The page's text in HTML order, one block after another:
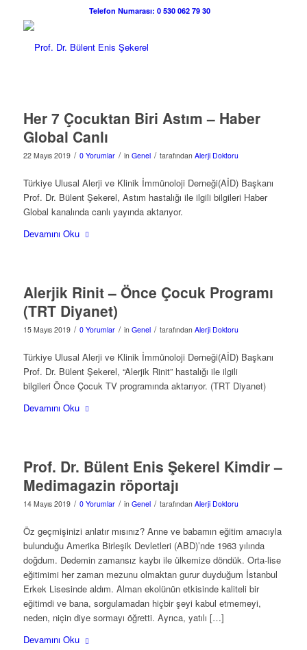
Telefon Numarası: 0 530 062 79 30
Her 7 Çocuktan Biri Astım – Haber
Global Canlı
22 Mayıs 2019 / 0 Yorumlar / in Genel / tarafından Alerji Doktoru
Türkiye Ulusal Alerji ve Klinik İmmünoloji Derneği(AİD) Başkanı
Prof. Dr. Bülent Şekerel, Astım hastalığı ile ilgili bilgileri Haber
Global kanalında canlı yayında aktarıyor.
Devamını Oku
Alerjik Rinit – Önce Çocuk Programı
(TRT Diyanet)
15 Mayıs 2019 / 0 Yorumlar / in Genel / tarafından Alerji Doktoru
Türkiye Ulusal Alerji ve Klinik İmmünoloji Derneği(AİD) Başkanı
Prof. Dr. Bülent Şekerel, “Alerjik Rinit” hastalığı ile ilgili
bilgileri Önce Çocuk TV programında aktarıyor. (TRT Diyanet)
Devamını Oku
Prof. Dr. Bülent Enis Şekerel Kimdir –
Medimagazin röportajı
14 Mayıs 2019 / 0 Yorumlar / in Genel / tarafından Alerji Doktoru
Öz geçmişinizi anlatır mısınız? Anne ve babamın eğitim amacıyla
bulunduğu Amerika Birleşik Devletleri (ABD)’nde 1963 yılında
doğdum. Dedemin zamansız kaybı ile ülkemize döndük. Orta-lise
eğitimimi her zaman mezunu olmaktan gurur duyduğum İstanbul
Erkek Lisesinde aldım. Alman ekolünün etkisinde kaliteli bir
eğitimdi ve bana, sorgulamadan hiçbir şeyi kabul etmemeyi,
neden, niçin diye sormayı öğretti. Ayrıca, yatılı […]
Devamını Oku